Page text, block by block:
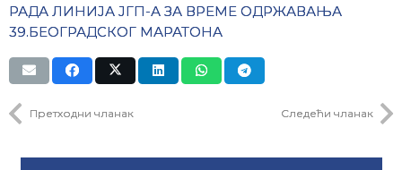
РАДА ЛИНИЈА ЈГП-А ЗА ВРЕМЕ ОДРЖАВАЊА
39.БЕОГРАДСКОГ МАРАТОНА
Претходни чланак Следећи чланак